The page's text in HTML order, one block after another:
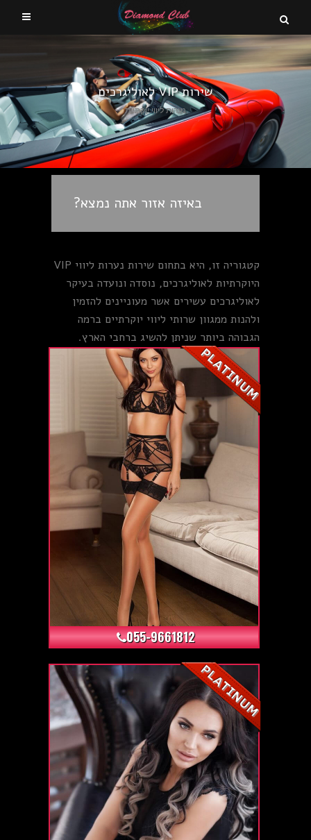
שירות VIP לאוליגרכים
נערות ליווי יוקתיות
באיזה אזור אתה נמצא?
קטגוריה זו, היא בתחום שירות נערות ליווי VIP
היוקרתיות לאוליגרכים, נוסדה ונועדה בעיקר
לאוליגרכים עשירים אשר מעוניינים להזמין
ולהנות ממגוון שרותי ליווי יוקרתיים ברמה
הגבוהה ביותר שניתן להשיג ברחבי הארץ.
+24
055-9661812